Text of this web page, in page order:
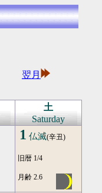
翌月
土
Saturday
1 仏滅(辛丑)
旧暦 1/4
月齢 2.6